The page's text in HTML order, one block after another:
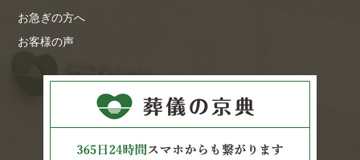
お急ぎの方へ
お客様の声